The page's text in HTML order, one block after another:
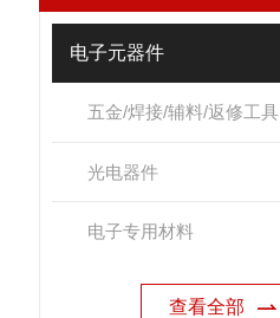
电子元器件
五金/焊接/辅料/返修工具
光电器件
电子专用材料
查看全部